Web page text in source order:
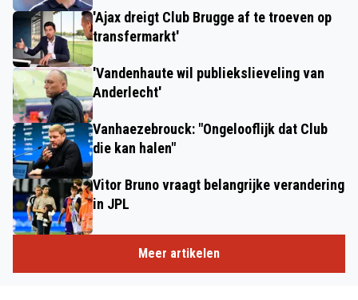
'Ajax dreigt Club Brugge af te troeven op
transfermarkt'
'Vandenhaute wil publiekslieveling van
Anderlecht'
Vanhaezebrouck: "Ongelooflijk dat Club
die kan halen"
Vitor Bruno vraagt belangrijke verandering
in JPL
Meer artikelen